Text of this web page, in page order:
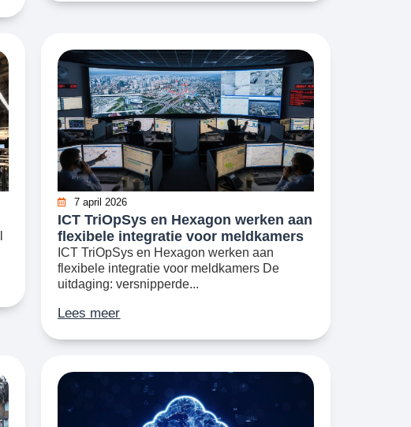
7 april 2026
ICT TriOpSys en Hexagon werken aan
flexibele integratie voor meldkamers
ICT TriOpSys en Hexagon werken aan
flexibele integratie voor meldkamers De
uitdaging: versnipperde...
Lees meer